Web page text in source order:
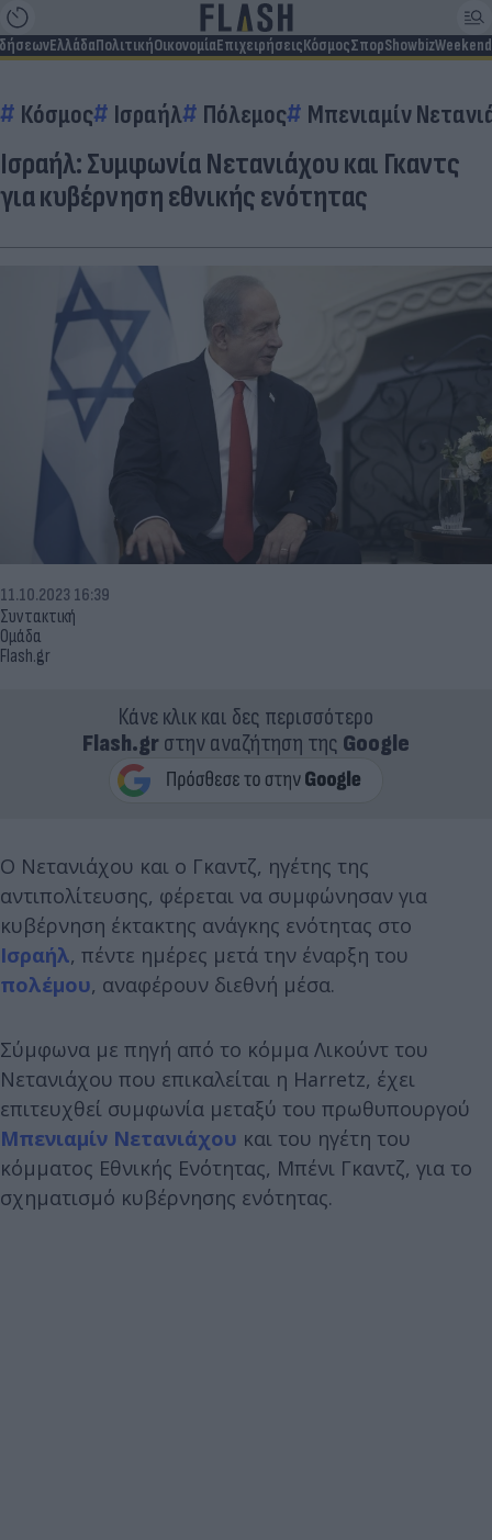
ΕλλάδαΠολιτικήΟικονομίαΕπιχειρήσειςΚόσμοςΣπορShowbizWeekend
Κόσμος Ισραήλ Πόλεμος Μπενιαμίν
Ισραήλ: Συμφωνία Νετανιάχου και Γκαντς
για κυβέρνηση εθνικής ενότητας
Συντακτική
Ομάδα
Flash.gr
11.10.2023 16:39
Κάνε κλικ και δες περισσότερο
Flash.grστην αναζήτηση της Google
Ο Νετανιάχου και ο Γκαντζ, ηγέτης της
αντιπολίτευσης, φέρεται να συμφώνησαν για
κυβέρνηση έκτακτης ανάγκης ενότητας στο
Ισραήλ, πέντε ημέρες μετά την έναρξη του
πολέμου, αναφέρουν διεθνή μέσα.
Σύμφωνα με πηγή από το κόμμα Λικούντ του
Νετανιάχου που επικαλείται η Harretz, έχει
επιτευχθεί συμφωνία μεταξύ του πρωθυπουργού
Μπενιαμίν Νετανιάχου και του ηγέτη του
κόμματος Εθνικής Ενότητας, Μπένι Γκαντζ, για το
σχηματισμό κυβέρνησης ενότητας.